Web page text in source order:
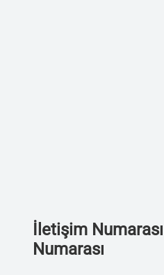
İletişim
Numarası